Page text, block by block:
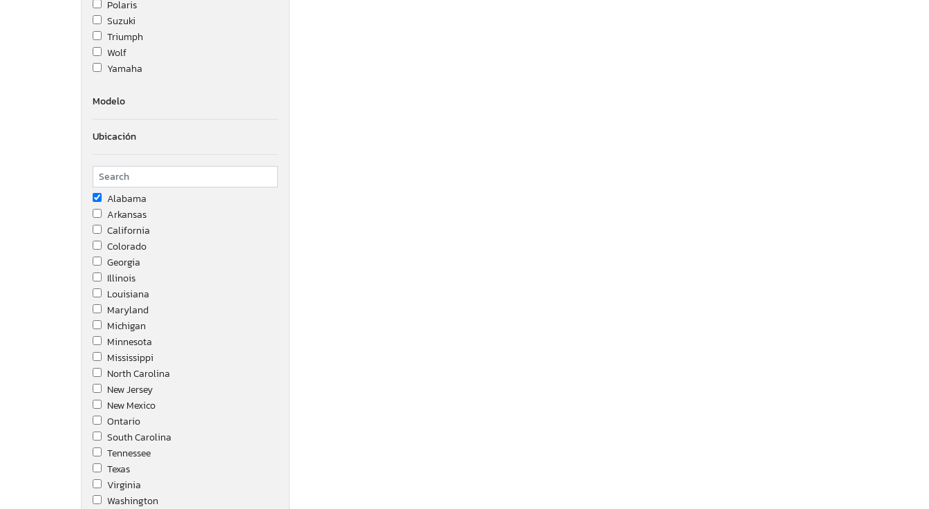
Polaris
Suzuki
Triumph
Wolf
Yamaha
Modelo
Ubicación
Alabama
Arkansas
California
Colorado
Georgia
Illinois
Louisiana
Maryland
Michigan
Minnesota
Mississippi
North Carolina
New Jersey
New Mexico
Ontario
South Carolina
Tennessee
Texas
Virginia
Washington